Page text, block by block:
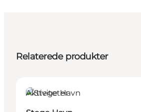
Relaterede produkter
Aktiviteter